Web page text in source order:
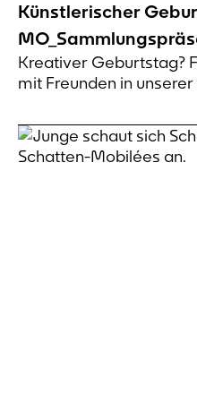
Künstlerischer
Kreativer Geburtstag?
mit Freunden in